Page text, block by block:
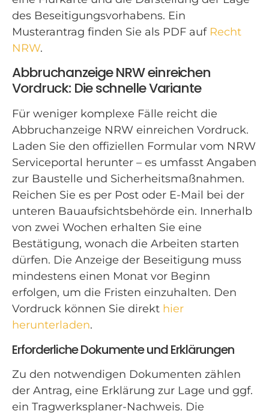
des Beseitigungsvorhabens. Ein
Musterantrag finden Sie als PDF auf Recht
NRW.
Abbruchanzeige NRW einreichen
Vordruck: Die schnelle Variante
Für weniger komplexe Fälle reicht die
Abbruchanzeige NRW einreichen Vordruck.
Laden Sie den offiziellen Formular vom NRW
Serviceportal herunter – es umfasst Angaben
zur Baustelle und Sicherheitsmaßnahmen.
Reichen Sie es per Post oder E-Mail bei der
unteren Bauaufsichtsbehörde ein. Innerhalb
von zwei Wochen erhalten Sie eine
Bestätigung, wonach die Arbeiten starten
dürfen. Die Anzeige der Beseitigung muss
mindestens einen Monat vor Beginn
erfolgen, um die Fristen einzuhalten. Den
Vordruck können Sie direkt hier
herunterladen.
Erforderliche Dokumente und Erklärungen
Zu den notwendigen Dokumenten zählen
der Antrag, eine Erklärung zur Lage und ggf.
ein Tragwerksplaner-Nachweis. Die